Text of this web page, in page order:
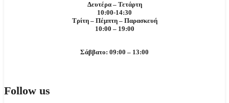
Δευτέρα – Τετάρτη
10:00-14:30
Τρίτη – Πέμπτη – Παρασκευή
10:00 – 19:00
Σάββατο: 09:00 – 13:00
Follow us